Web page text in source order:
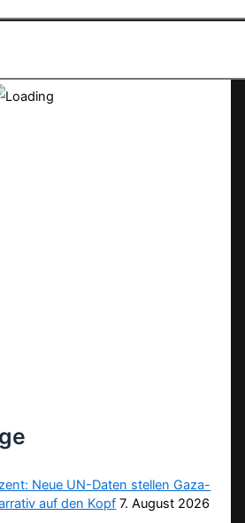
Neue UN-Daten stellen Gaza-
auf den Kopf 7. August 2026